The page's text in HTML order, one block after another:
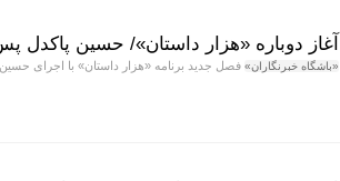
آغاز دوباره «هزار داستان»/ حسین پاکدل
«باشگاه خبرنگاران» فصل جدید برنامه «هزار داستان» با اجرای